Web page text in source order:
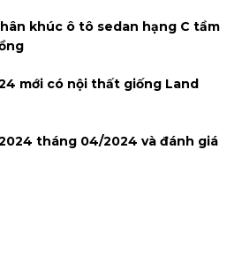
khúc ô tô sedan hạng C tầm
mới có nội thất giống Land
tháng 04/2024 và đánh giá